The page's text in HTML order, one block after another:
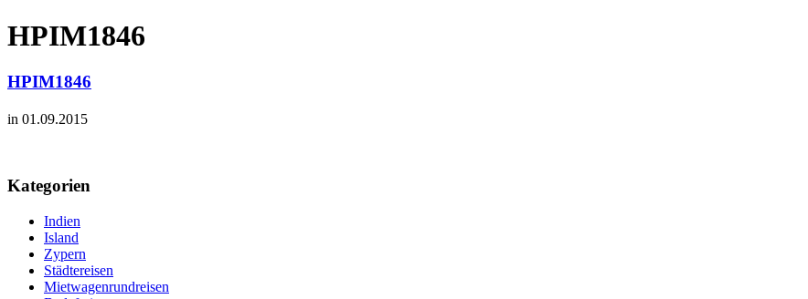
HPIM1846
HPIM1846
in 01.09.2015
Kategorien
Indien
Island
Zypern
Städtereisen
Mietwagenrundreisen